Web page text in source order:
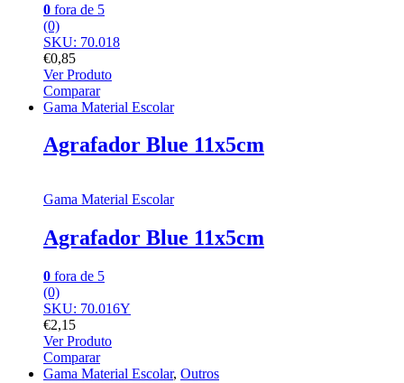
0 fora de 5
(0)
SKU: 70.018
€0,85
Ver Produto
Comparar
Gama Material Escolar
Agrafador Blue 11x5cm
Gama Material Escolar
Agrafador Blue 11x5cm
0 fora de 5
(0)
SKU: 70.016Y
€2,15
Ver Produto
Comparar
Gama Material Escolar, Outros